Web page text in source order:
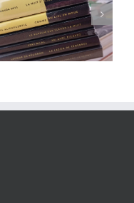
BALADE LITTÉRAIRE
EN HISTOIRE DE
L’ART